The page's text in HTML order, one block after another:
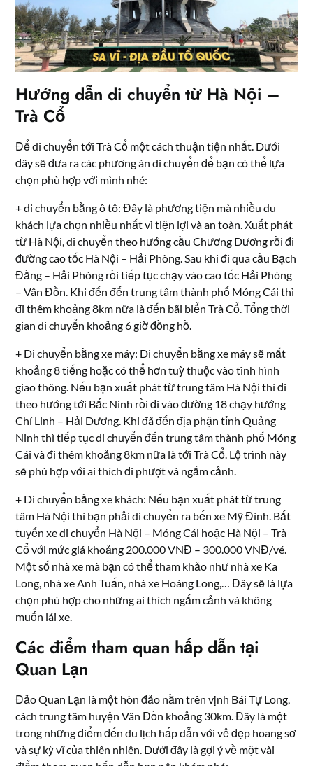
Hướng dẫn di chuyển từ Hà Nội –
Trà Cổ
Để di chuyển tới Trà Cổ một cách thuận tiện nhất. Dưới
đây sẽ đưa ra các phương án di chuyển để bạn có thể lựa
chọn phù hợp với mình nhé:
+ di chuyển bằng ô tô: Đây là phương tiện mà nhiều du
khách lựa chọn nhiều nhất vì tiện lợi và an toàn. Xuất phát
từ Hà Nội, di chuyển theo hướng cầu Chương Dương rồi đi
đường cao tốc Hà Nội – Hải Phòng. Sau khi đi qua cầu Bạch
Đằng – Hải Phòng rồi tiếp tục chạy vào cao tốc Hải Phòng
– Vân Đồn. Khi đến đến trung tâm thành phố Móng Cái thì
đi thêm khoảng 8km nữa là đến bãi biển Trà Cổ. Tổng thời
gian di chuyển khoảng 6 giờ đồng hồ.
+ Di chuyển bằng xe máy: Di chuyển bằng xe máy sẽ mất
khoảng 8 tiếng hoặc có thể hơn tuỳ thuộc vào tình hình
giao thông. Nếu bạn xuất phát từ trung tâm Hà Nội thì đi
theo hướng tới Bắc Ninh rồi đi vào đường 18 chạy hướng
Chí Linh – Hải Dương. Khi đã đến địa phận tỉnh Quảng
Ninh thì tiếp tục di chuyển đến trung tâm thành phố Móng
Cái và đi thêm khoảng 8km nữa là tới Trà Cổ. Lộ trình này
sẽ phù hợp với ai thích đi phượt và ngắm cảnh.
+ Di chuyển bằng xe khách: Nếu bạn xuất phát từ trung
tâm Hà Nội thì bạn phải di chuyển ra bến xe Mỹ Đình. Bắt
tuyến xe di chuyển Hà Nội – Móng Cái hoặc Hà Nội – Trà
Cổ với mức giá khoảng 200.000 VNĐ – 300.000 VNĐ/vé.
Một số nhà xe mà bạn có thể tham khảo như nhà xe Ka
Long, nhà xe Anh Tuấn, nhà xe Hoàng Long,… Đây sẽ là lựa
chọn phù hợp cho những ai thích ngắm cảnh và không
muốn lái xe.
Các điểm tham quan hấp dẫn tại
Quan Lạn
Đảo Quan Lạn là một hòn đảo nằm trên vịnh Bái Tự Long,
cách trung tâm huyện Vân Đồn khoảng 30km. Đây là một
trong những điểm đến du lịch hấp dẫn với vẻ đẹp hoang sơ
và sự kỳ vĩ của thiên nhiên. Dưới đây là gợi ý về một vài